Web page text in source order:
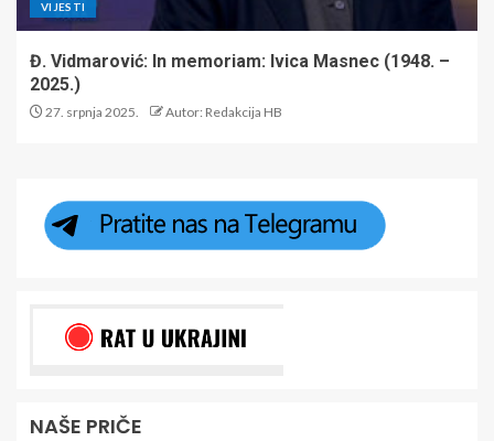
VIJESTI
Đ. Vidmarović: In memoriam: Ivica Masnec (1948. –
2025.)
27. srpnja 2025. Autor: Redakcija HB
NAŠE PRIČE